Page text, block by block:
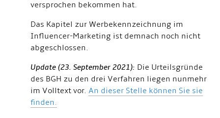
versprochen bekommen hat.
Das Kapitel zur Werbekennzeichnung im
Influencer-Marketing ist demnach noch nicht
abgeschlossen.
Update (23. September 2021): Die Urteilsgründe
des BGH zu den drei Verfahren liegen nunmehr
im Volltext vor. An dieser Stelle können Sie sie
finden.